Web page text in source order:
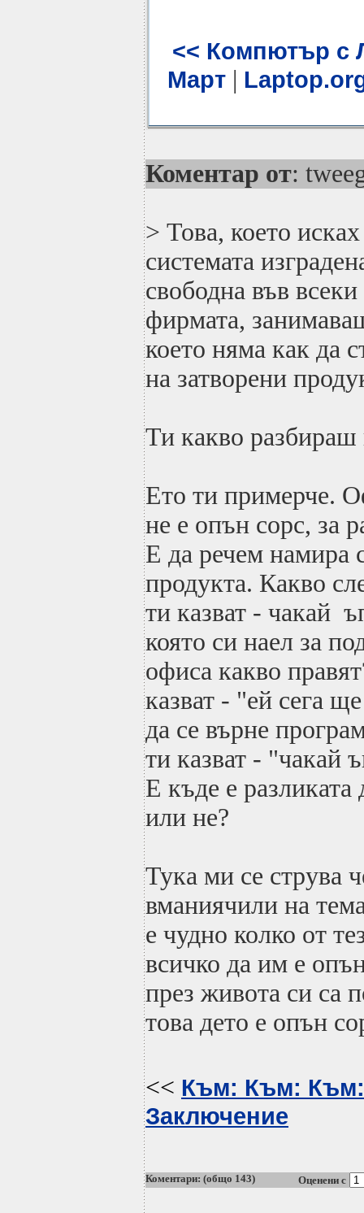
<< Компютър с
Март|
Коментар от:
> Това, което
системата
свободна във
фирмата,
което няма как да
на затворени
Ти какво
Ето ти примерче.
не е опън сорс, за
Е да речем намира
продукта. Какво
ти казват - чакай
която си наел за
офиса какво
казват - "ей сега
да се върне
ти казват - "чакай
Е къде е
или не?
Тука ми се струва
вманиячили на
е чудно колко от
всичко да им е
през живота си са
това дето е опън
<< Към: Към: Към:
Заключение
Коментари: (общо 143) Оценени с